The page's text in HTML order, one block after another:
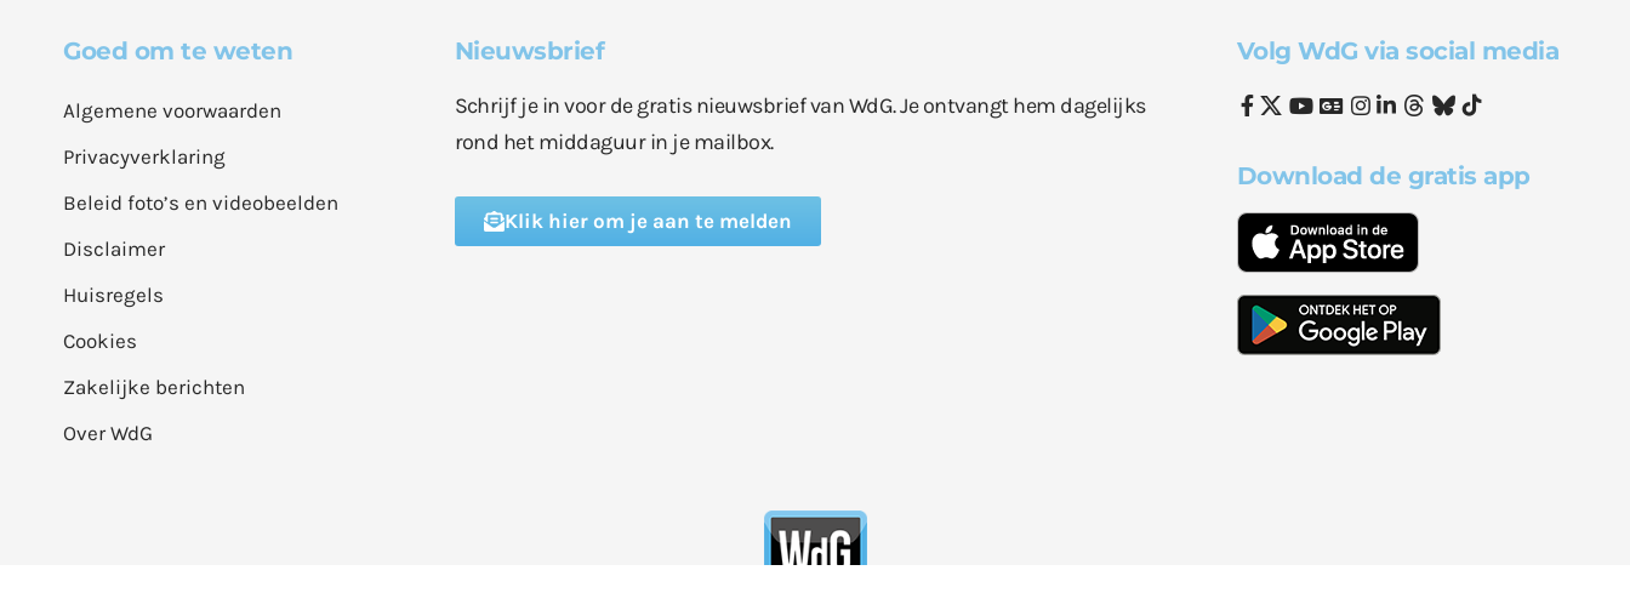
Goed om te weten
Algemene voorwaarden
Privacyverklaring
Beleid foto’s en videobeelden
Disclaimer
Huisregels
Cookies
Zakelijke berichten
Over WdG
Nieuwsbrief
Schrijf je in voor de gratis nieuwsbrief van WdG. Je ontvangt hem dagelijks
rond het middaguur in je mailbox.
Klik hier om je aan te melden
Volg WdG via social media
Download de gratis app